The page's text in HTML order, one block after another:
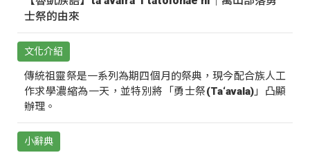
士祭的由來
文化介紹
傳統祖靈祭是一系列為期四個月的祭典，現今配合族人工
作求學濃縮為一天，並特別將「勇士祭(Ta‘avala)」凸顯
辦理。
小辭典